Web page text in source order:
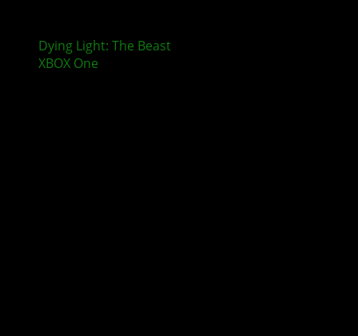
Dying Light: The Beast
XBOX One